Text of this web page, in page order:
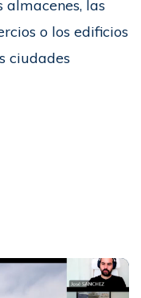
las
o los edificios
ciudades